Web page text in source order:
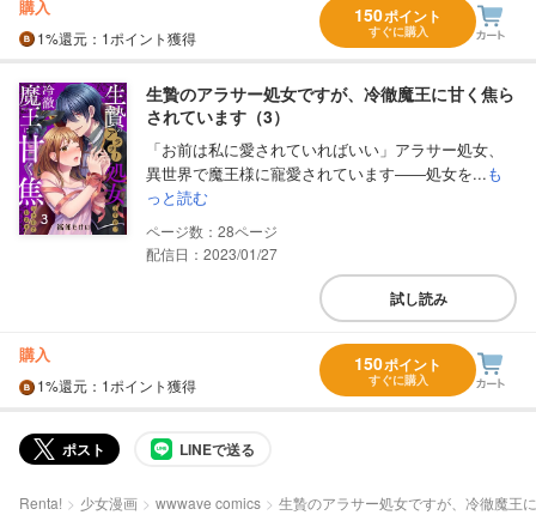
購入
1%還元 ：1ポイント獲得
150ポイント
すぐに購入
生贄のアラサー処女ですが、冷徹魔王に甘く焦ら
されています（3）
「お前は私に愛されていればいい」アラサー処女、
異世界で魔王様に寵愛されています――処女を...も
っと読む
28
配信日：2023/01/27
試し読み
購入
1%還元 ：1ポイント獲得
150ポイント
すぐに購入
ポスト LINEで送る
Renta! 少女漫画 wwwave comics 生贄のアラサー処女ですが、冷徹魔王